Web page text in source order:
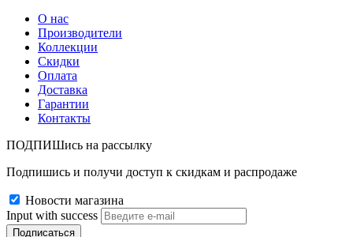
О нас
Производители
Коллекции
Скидки
Оплата
Доставка
Гарантии
Контакты
ПОДПИШись на рассылку
Подпишись и получи доступ к скидкам и распродаже
Новости магазина
Input with success